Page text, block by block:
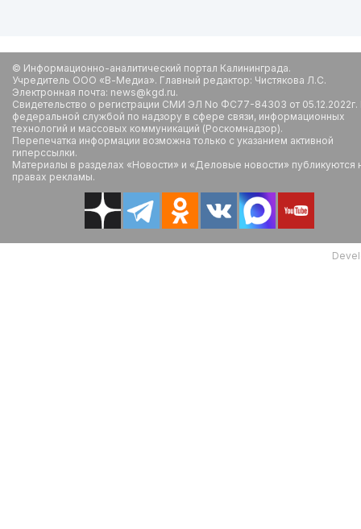
© Информационно-аналитический портал Калининграда.
Учредитель ООО «В-Медиа». Главный редактор: Чистякова Л.С.
Электронная почта: news@kgd.ru.
Свидетельство о регистрации СМИ ЭЛ No ФС77-84303 от
федеральной службой по надзору в сфере связи, информационных
технологий и массовых коммуникаций (Роскомнадзор).
Перепечатка информации возможна только с указанием активной
гиперссылки.
Материалы в разделах «Новости» и «Деловые новости» публикуются
правах рекламы.